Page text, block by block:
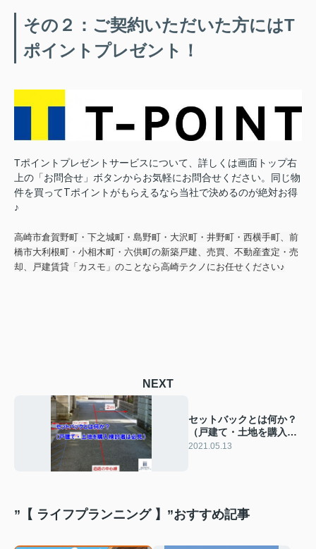
その２：ご契約いただいた方にはT
ポイントプレゼント！
Tポイントプレゼントサービスについて、詳しくは画面トップ右
上の「お問合せ」ボタンからお気軽にお問合せください。 同じ物
件を買ってTポイントがもらえるなら当社で決めるのが絶対お得
♪
高崎市倉賀野町・下之城町・島野町・大沢町・井野町・西横手町、前
橋市大利根町・小相木町・六供町の新築戸建、売買、不動産査定・売
却、戸建賃貸「カスモ」のことなら高崎テクノにお任せください♪
NEXT
セットバックとは何か？
（戸建て・土地を購入検
討者は必見）
2021.05.13
”【 ライフプランニング 】”おすすめ記事